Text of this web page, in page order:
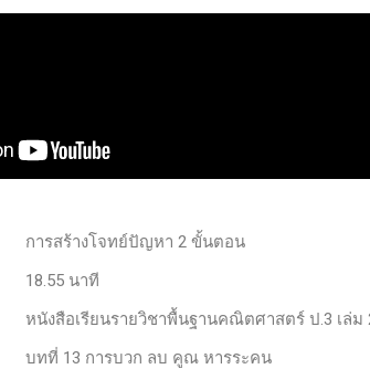
การสร้างโจทย์ปัญหา 2 ขั้นตอน
18.55 นาที
หนังสือเรียนรายวิชาพื้นฐานคณิตศาสตร์ ป.3 เล่ม
บทที่ 13 การบวก ลบ คูณ หารระคน